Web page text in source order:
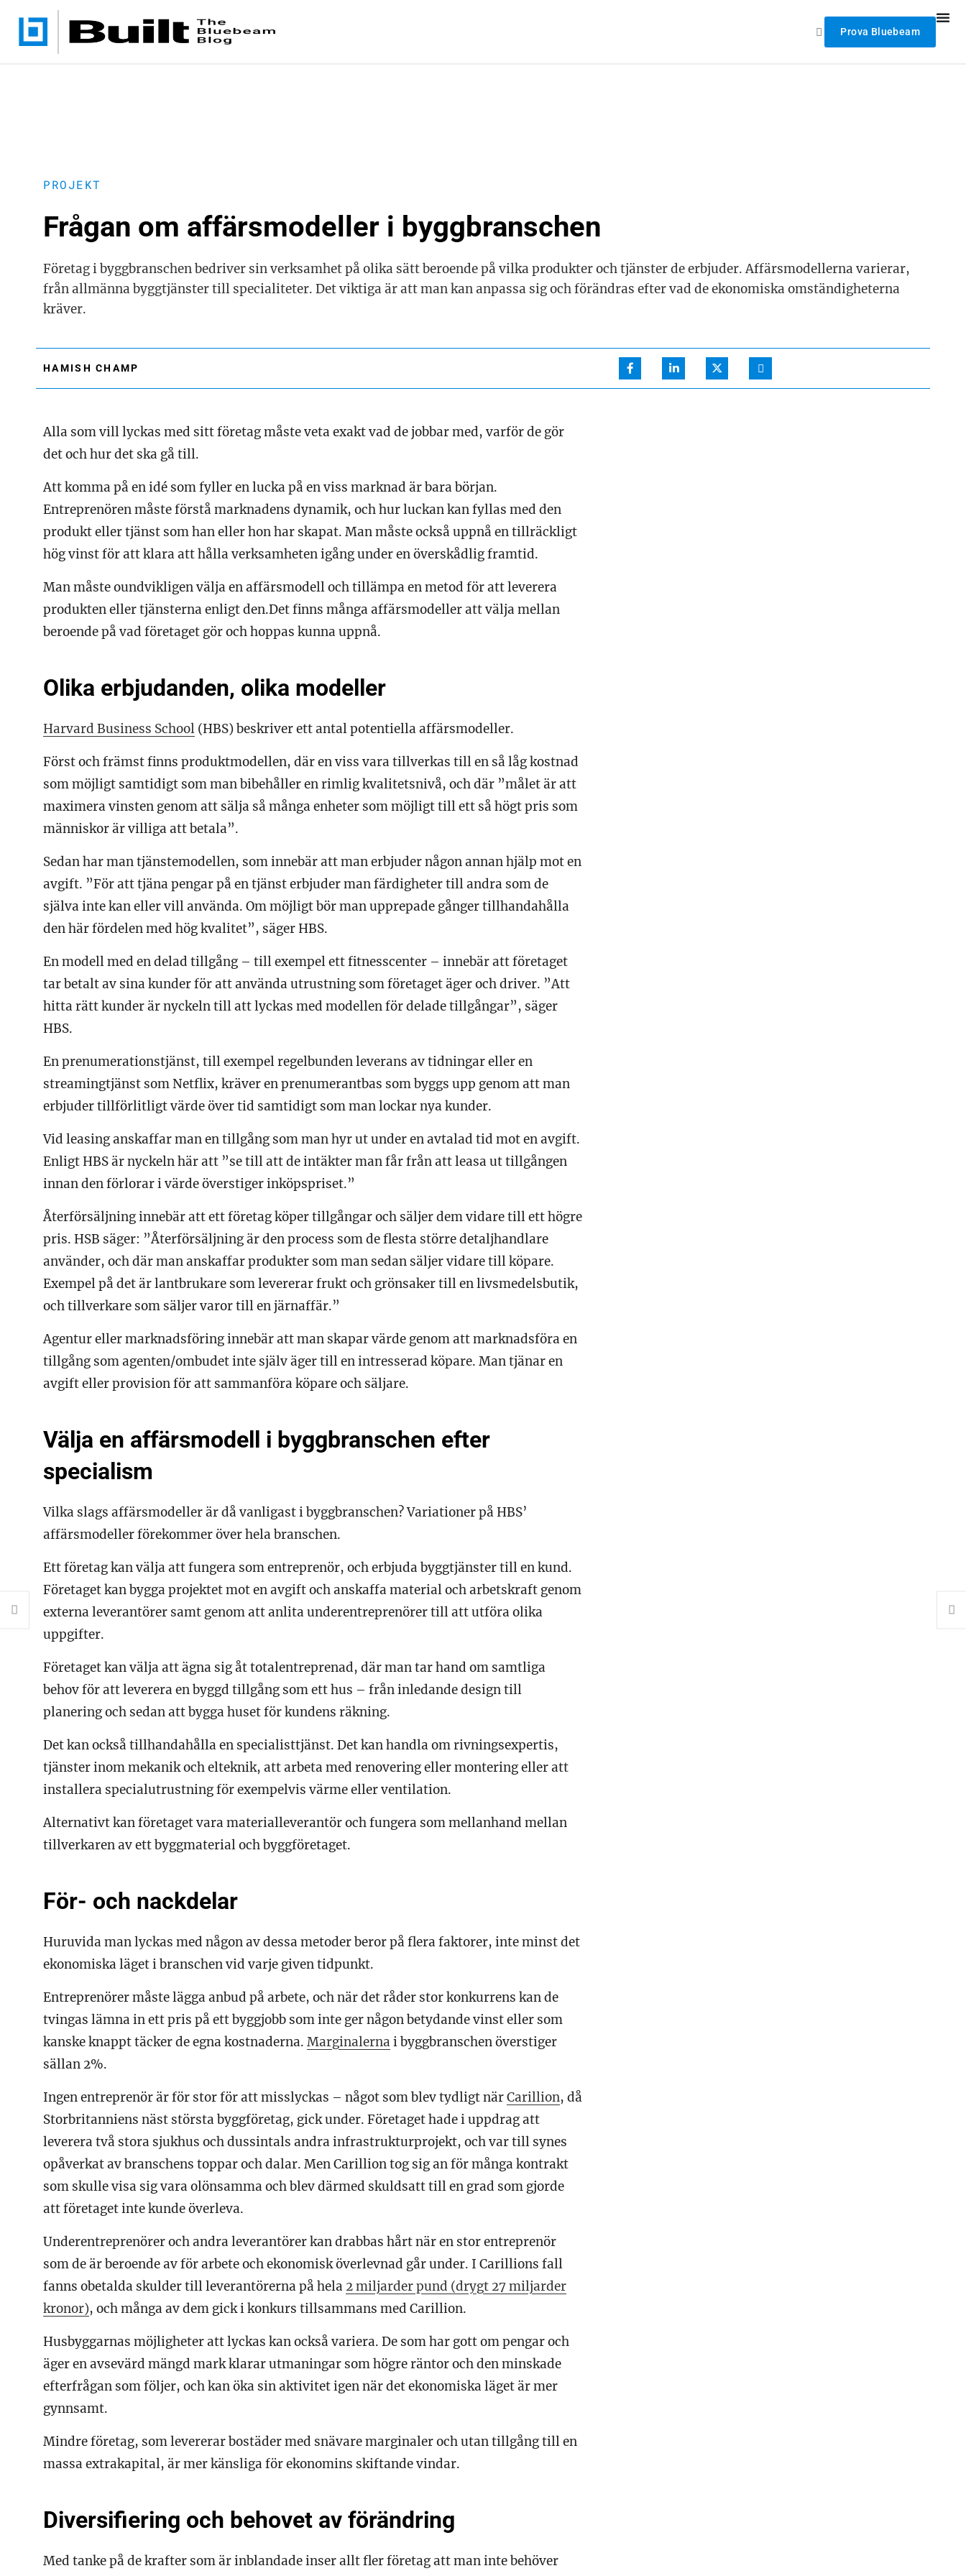
Prova Bluebeam
PROJEKT
Frågan om affärsmodeller i byggbranschen
Företag i byggbranschen bedriver sin verksamhet på olika sätt beroende på vilka produkter och tjänster de erbjuder. Affärsmodellerna varierar,
från allmänna byggtjänster till specialiteter. Det viktiga är att man kan anpassa sig och förändras efter vad de ekonomiska omständigheterna
kräver.
HAMISH CHAMP
Alla som vill lyckas med sitt företag måste veta exakt vad de jobbar med, varför de gör
det och hur det ska gå till.
Att komma på en idé som fyller en lucka på en viss marknad är bara början.
Entreprenören måste förstå marknadens dynamik, och hur luckan kan fyllas med den
produkt eller tjänst som han eller hon har skapat. Man måste också uppnå en tillräckligt
hög vinst för att klara att hålla verksamheten igång under en överskådlig framtid.
Man måste oundvikligen välja en affärsmodell och tillämpa en metod för att leverera
produkten eller tjänsterna enligt den.Det finns många affärsmodeller att välja mellan
beroende på vad företaget gör och hoppas kunna uppnå.
Olika erbjudanden, olika modeller
Harvard Business School (HBS) beskriver ett antal potentiella affärsmodeller.
Först och främst finns produktmodellen, där en viss vara tillverkas till en så låg kostnad
som möjligt samtidigt som man bibehåller en rimlig kvalitetsnivå, och där ”målet är att
maximera vinsten genom att sälja så många enheter som möjligt till ett så högt pris som
människor är villiga att betala”.
Sedan har man tjänstemodellen, som innebär att man erbjuder någon annan hjälp mot en
avgift. ”För att tjäna pengar på en tjänst erbjuder man färdigheter till andra som de
själva inte kan eller vill använda. Om möjligt bör man upprepade gånger tillhandahålla
den här fördelen med hög kvalitet”, säger HBS.
En modell med en delad tillgång – till exempel ett fitnesscenter – innebär att företaget
tar betalt av sina kunder för att använda utrustning som företaget äger och driver. ”Att
hitta rätt kunder är nyckeln till att lyckas med modellen för delade tillgångar”, säger
HBS.
En prenumerationstjänst, till exempel regelbunden leverans av tidningar eller en
streamingtjänst som Netflix, kräver en prenumerantbas som byggs upp genom att man
erbjuder tillförlitligt värde över tid samtidigt som man lockar nya kunder.
Vid leasing anskaffar man en tillgång som man hyr ut under en avtalad tid mot en avgift.
Enligt HBS är nyckeln här att ”se till att de intäkter man får från att leasa ut tillgången
innan den förlorar i värde överstiger inköpspriset.”
Återförsäljning innebär att ett företag köper tillgångar och säljer dem vidare till ett högre
pris. HSB säger: ”Återförsäljning är den process som de flesta större detaljhandlare
använder, och där man anskaffar produkter som man sedan säljer vidare till köpare.
Exempel på det är lantbrukare som levererar frukt och grönsaker till en livsmedelsbutik,
och tillverkare som säljer varor till en järnaffär.”
Agentur eller marknadsföring innebär att man skapar värde genom att marknadsföra en
tillgång som agenten/ombudet inte själv äger till en intresserad köpare. Man tjänar en
avgift eller provision för att sammanföra köpare och säljare.
Välja en affärsmodell i byggbranschen efter
specialism
Vilka slags affärsmodeller är då vanligast i byggbranschen? Variationer på HBS’
affärsmodeller förekommer över hela branschen.
Ett företag kan välja att fungera som entreprenör, och erbjuda byggtjänster till en kund.
Företaget kan bygga projektet mot en avgift och anskaffa material och arbetskraft genom
externa leverantörer samt genom att anlita underentreprenörer till att utföra olika
uppgifter.
Företaget kan välja att ägna sig åt totalentreprenad, där man tar hand om samtliga
behov för att leverera en byggd tillgång som ett hus – från inledande design till
planering och sedan att bygga huset för kundens räkning.
Det kan också tillhandahålla en specialisttjänst. Det kan handla om rivningsexpertis,
tjänster inom mekanik och elteknik, att arbeta med renovering eller montering eller att
installera specialutrustning för exempelvis värme eller ventilation.
Alternativt kan företaget vara materialleverantör och fungera som mellanhand mellan
tillverkaren av ett byggmaterial och byggföretaget.
För- och nackdelar
Huruvida man lyckas med någon av dessa metoder beror på flera faktorer, inte minst det
ekonomiska läget i branschen vid varje given tidpunkt.
Entreprenörer måste lägga anbud på arbete, och när det råder stor konkurrens kan de
tvingas lämna in ett pris på ett byggjobb som inte ger någon betydande vinst eller som
kanske knappt täcker de egna kostnaderna. Marginalerna i byggbranschen överstiger
sällan 2%.
Ingen entreprenör är för stor för att misslyckas – något som blev tydligt närCarillion, då
Storbritanniens näst största byggföretag, gick under. Företaget hade i uppdrag att
leverera två stora sjukhus och dussintals andra infrastrukturprojekt, och var till synes
opåverkat av branschens toppar och dalar. Men Carillion tog sig an för många kontrakt
som skulle visa sig vara olönsamma och blev därmed skuldsatt till en grad som gjorde
att företaget inte kunde överleva.
Underentreprenörer och andra leverantörer kan drabbas hårt när en stor entreprenör
som de är beroende av för arbete och ekonomisk överlevnad går under. I Carillions fall
fanns obetalda skulder till leverantörerna på hela 2 miljarder pund (drygt 27 miljarder
kronor), och många av dem gick i konkurs tillsammans med Carillion.
Husbyggarnas möjligheter att lyckas kan också variera. De som har gott om pengar och
äger en avsevärd mängd mark klarar utmaningar som högre räntor och den minskade
efterfrågan som följer, och kan öka sin aktivitet igen när det ekonomiska läget är mer
gynnsamt.
Mindre företag, som levererar bostäder med snävare marginaler och utan tillgång till en
massa extrakapital, är mer känsliga för ekonomins skiftande vindar.
Diversifiering och behovet av förändring
Med tanke på de krafter som är inblandade inser allt fler företag att man inte behöver